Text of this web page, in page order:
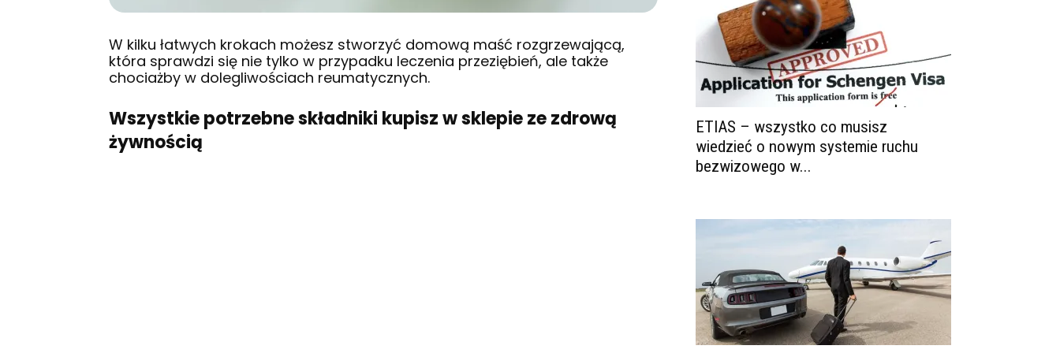
W kilku łatwych krokach możesz stworzyć domową maść rozgrzewającą,
która sprawdzi się nie tylko w przypadku leczenia przeziębień, ale także
chociażby w dolegliwościach reumatycznych.
Wszystkie potrzebne składniki kupisz w sklepie ze zdrową
żywnością
ETIAS – wszystko co musisz
wiedzieć o nowym systemie ruchu
bezwizowego w...